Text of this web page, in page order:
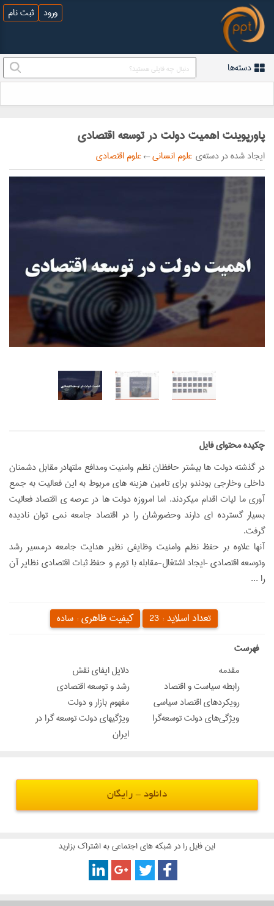
ورود ثبت نام
دسته‌ها
پاورپوینت اهمیت دولت در توسعه اقتصادی
ایجاد شده در دسته‌ی علوم انسانی←علوم اقتصادی
‌چکیده محتوای فایل
در گذشته دولت ها بیشتر حافظان نظم وامنیت ومدافع ملتهادر مقابل دشمنان
داخلی وخارجی بودندو برای تامین هزینه های مربوط به این فعالیت به جمع
آوری ما لیات اقدام میکردند. اما امروزه دولت ها در عرصه ی اقتصاد فعالیت
بسیار گسترده ای دارند وحضورشان را در اقتصاد جامعه نمی توان نادیده
گرفت.
آنها علاوه بر حفظ نظم وامنیت وظایفی نظیر هدایت جامعه درمسیر رشد
وتوسعه اقتصادی –ایجاد اشتغال-مقابله با تورم و حفظ ثبات اقتصادی نظایر آن
را ...
کیفیت ظاهری : ساده تعداد اسلاید : 23
‌فهرست
مقدمه
دلایل ایفای نقش
رابطه سیاست و اقتصاد
رشد و توسعه اقتصادی
رویکردهای اقتصاد سیاسی
مفهوم بازار و دولت
ویژگی‌های دولت توسعه‌گرا
ویژگیهای دولت توسعه گرا در
ایران
دانلود - رایگان
این فایل را در شبکه های اجتماعی به اشتراک بزارید